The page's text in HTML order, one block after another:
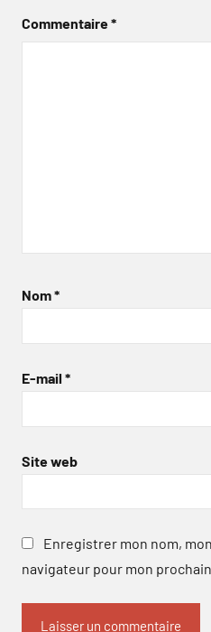
Commentaire*
Nom*
E-mail *
Site web
Enregistrer mon nom,
navigateur pour mon